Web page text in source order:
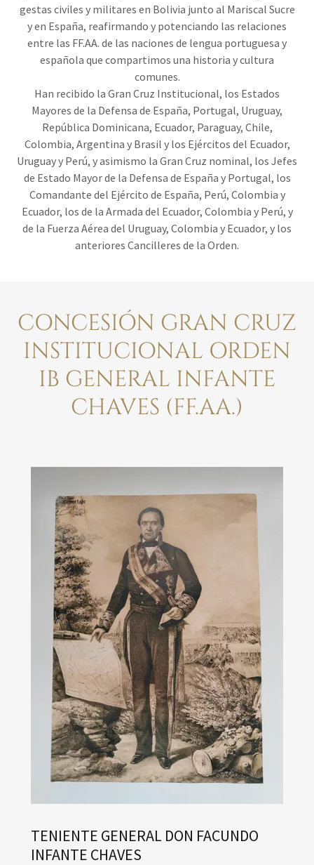
gestas civiles y militares en Bolivia junto al Mariscal Sucre
y en España, reafirmando y potenciando las relaciones
entre las FF.AA. de las naciones de lengua portuguesa y
española que compartimos una historia y cultura
comunes.
Han recibido la Gran Cruz Institucional, los Estados
Mayores de la Defensa de España, Portugal, Uruguay,
República Dominicana, Ecuador, Paraguay, Chile,
Colombia, Argentina y Brasil y los Ejércitos del Ecuador,
Uruguay y Perú, y asimismo la Gran Cruz nominal, los Jefes
de Estado Mayor de la Defensa de España y Portugal, los
Comandante del Ejército de España, Perú, Colombia y
Ecuador, los de la Armada del Ecuador, Colombia y Perú, y
de la Fuerza Aérea del Uruguay, Colombia y Ecuador, y los
anteriores Cancilleres de la Orden.
CONCESIÓN GRAN CRUZ
INSTITUCIONAL ORDEN
IB GENERAL INFANTE
CHAVES (FF.AA.)
TENIENTE GENERAL DON FACUNDO
INFANTE CHAVES